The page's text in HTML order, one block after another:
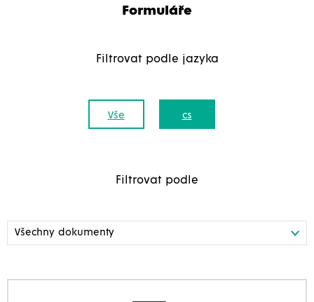
Formuláře
Filtrovat podle jazyka
Vše cs
Filtrovat podle